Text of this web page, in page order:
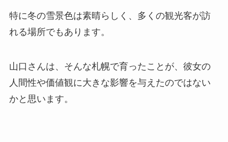
特に冬の雪景色は素晴らしく、多くの観光客が訪
れる場所でもあります。
山口さんは、そんな札幌で育ったことが、彼女の
人間性や価値観に大きな影響を与えたのではない
かと思います。